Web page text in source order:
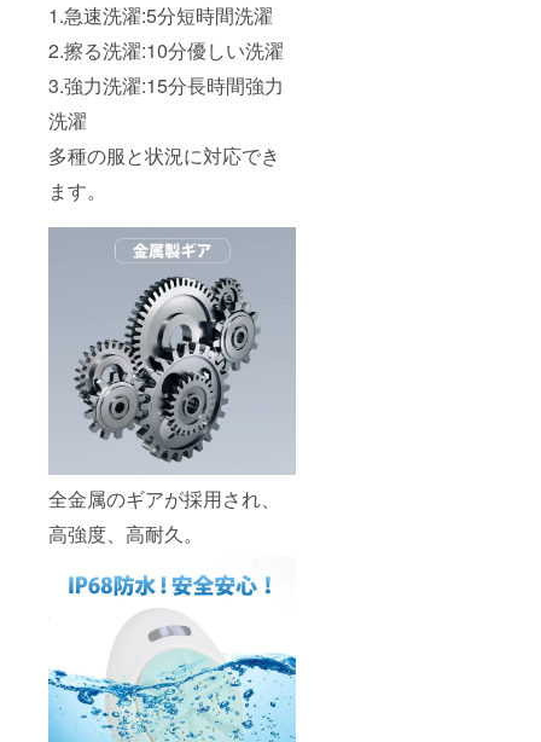
1.急速洗濯:5分短時間洗濯
2.擦る洗濯:10分優しい洗濯
3.強力洗濯:15分長時間強力
洗濯
多種の服と状況に対応でき
ます。
全金属のギアが採用され、
高強度、高耐久。